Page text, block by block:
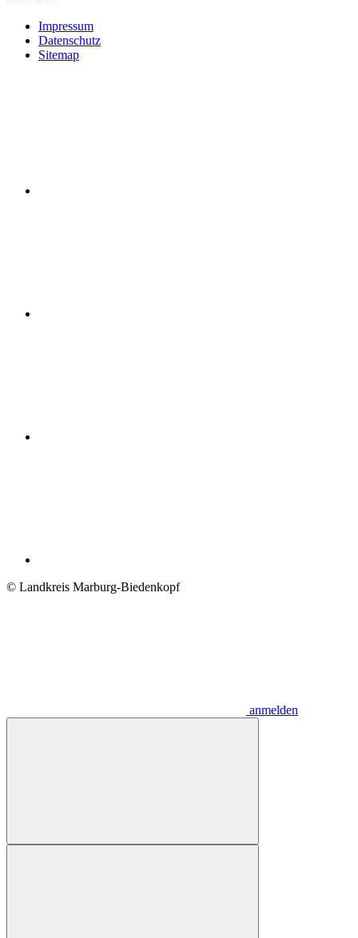
Impressum
Datenschutz
Sitemap
© Landkreis Marburg-Biedenkopf
anmelden